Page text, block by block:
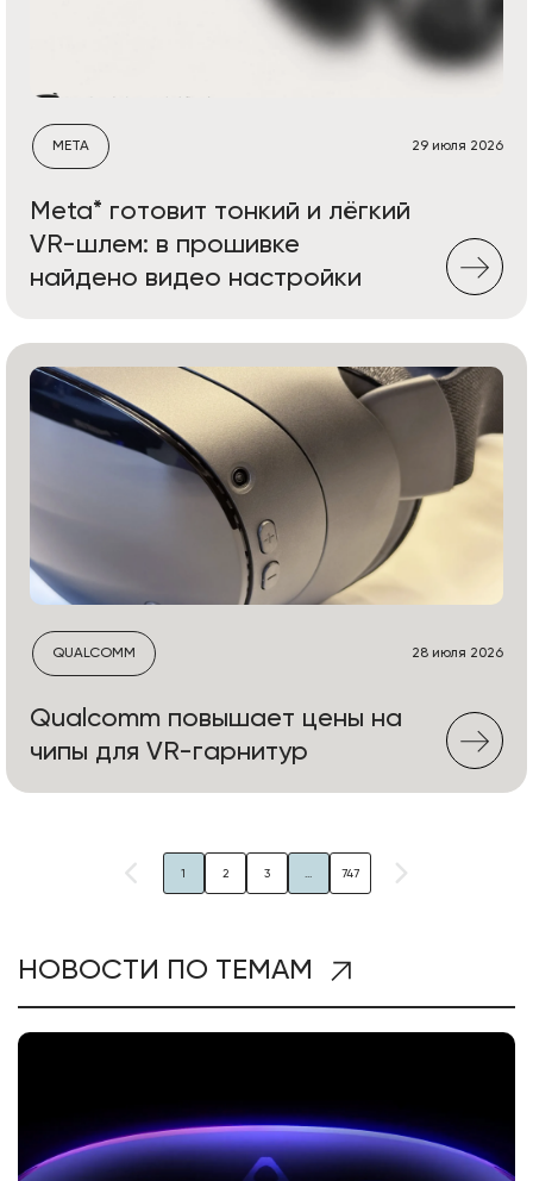
META 29 июля 2026
Meta* готовит тонкий и лёгкий
VR-шлем: в прошивке
найдено видео настройки
QUALCOMM 28 июля 2026
Qualcomm повышает цены на
чипы для VR-гарнитур
1 2 3 747
НОВОСТИ ПО ТЕМАМ